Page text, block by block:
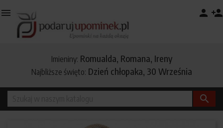
 person person_add
Imieniny: Romualda, Romana, Ireny
Najbliższe święto: Dzień chłopaka, 30 Września
